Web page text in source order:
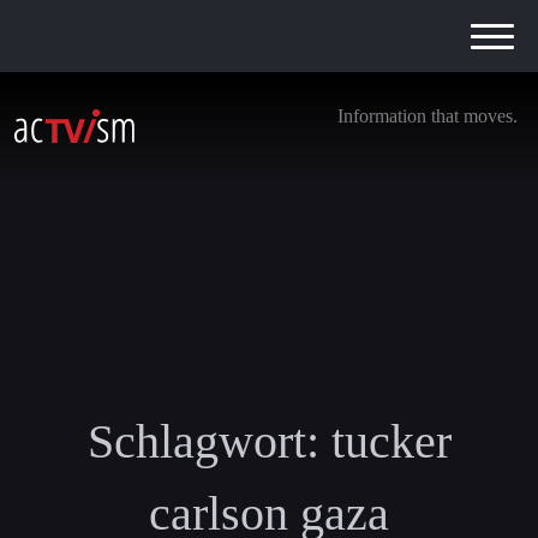
Information that moves.
Schlagwort: tucker
carlson gaza